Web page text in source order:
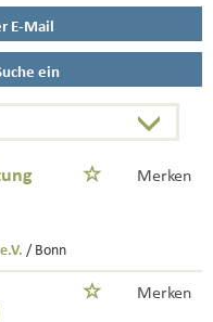
E-Mail
ein
Merken
/ Bonn
Merken